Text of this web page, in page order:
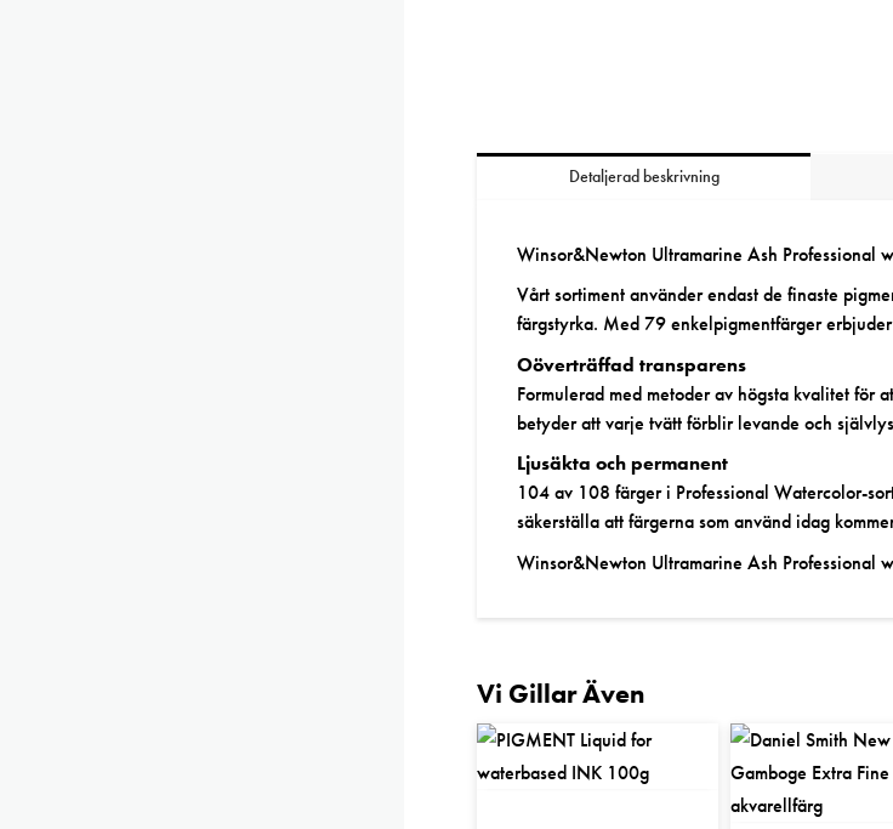
Detaljerad beskrivning
Winsor&Newton Ultramarine Ash Professional
Vårt sortimentanvänder endast de finaste
färgstyrka. Med 79 enkelpigmentfärger
Oöverträffad transparens
Formulerad med metoder av högsta kvalitet för
betyder att varje tvätt förblir levande och
Ljusäkta och permanent
104 av 108 färger i Professional Watercolor-
säkerställa att färgerna som använd idag
Winsor&Newton Ultramarine Ash Professional
Vi Gillar Även